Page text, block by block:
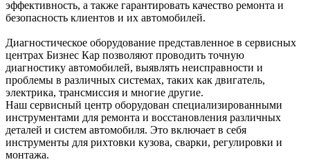
эффективность, а также гарантировать качество ремонта и
безопасность клиентов и их автомобилей.
Диагностическое оборудование представленное в сервисных
центрах Бизнес Кар позволяют проводить точную
диагностику автомобилей, выявлять неисправности и
проблемы в различных системах, таких как двигатель,
электрика, трансмиссия и многие другие.
Наш сервисный центр оборудован специализированными
инструментами для ремонта и восстановления различных
деталей и систем автомобиля. Это включает в себя
инструменты для рихтовки кузова, сварки, регулировки и
монтажа.